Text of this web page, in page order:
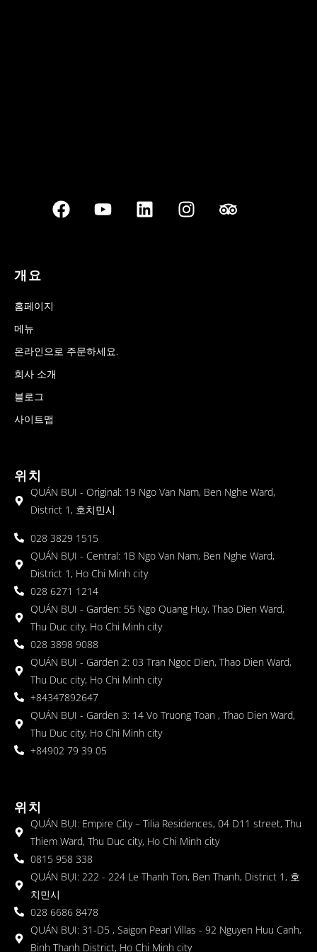
개요
홈페이지
메뉴
온라인으로 주문하세요.
회사 소개
블로그
사이트맵
위치
QUÁN BỤI - Original: 19 Ngo Van Nam, Ben Nghe Ward,
District 1, 호치민시
028 3829 1515
QUÁN BỤI - Central: 1B Ngo Van Nam, Ben Nghe Ward,
District 1, Ho Chi Minh city
028 6271 1214
QUÁN BỤI - Garden: 55 Ngo Quang Huy, Thao Dien Ward,
Thu Duc city, Ho Chi Minh city
028 3898 9088
QUÁN BỤI - Garden 2: 03 Tran Ngoc Dien, Thao Dien Ward,
Thu Duc city, Ho Chi Minh city
+84347892647
QUÁN BỤI - Garden 3: 14 Vo Truong Toan , Thao Dien Ward,
Thu Duc city, Ho Chi Minh city
+84902 79 39 05
위치
QUÁN BỤI: Empire City – Tilia Residences, 04 D11 street, Thu
Thiem Ward, Thu Duc city, Ho Chi Minh city
0815 958 338
QUÁN BỤI: 222 - 224 Le Thanh Ton, Ben Thanh, District 1, 호
치민시
028 6686 8478
QUÁN BỤI: 31-D5 , Saigon Pearl Villas - 92 Nguyen Huu Canh,
Binh Thanh District, Ho Chi Minh city